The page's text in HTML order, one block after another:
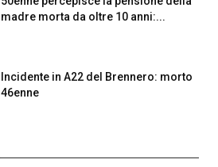
madre morta da oltre 10 anni:...
Incidente in A22 del Brennero: morto
46enne